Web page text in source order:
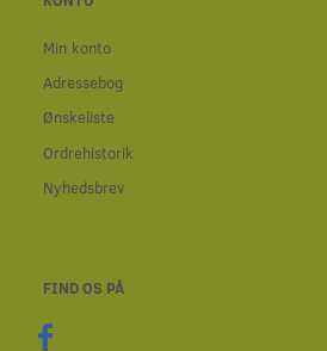
Min konto
Adressebog
Ønskeliste
Ordrehistorik
Nyhedsbrev
FIND OS PÅ